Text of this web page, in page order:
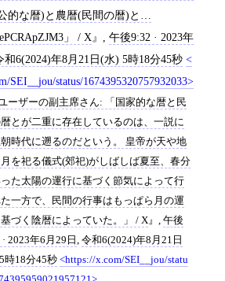
的な暦)と農暦(民間の暦)と…
」 / X
午後9:32 · 2023年
和6(2024)年8月21日(水) 5時18分45秒
SEI__jou/status/1674395320757932033
ーザーの副主席さん: 「国家的な暦と民
とが二重に存在しているのは、一説に
時代に遡るのだという。 皇帝が天や地
を祀る儀式(郊祀)がしばしば夏至、春分
った太陽の運行に基づく節気によって行
一方で、民間の行事はもっぱら月の運
づく陰暦によっていた。」 / X
午後
2023年6月29日 令和6(2024)年8月21日
時18分45秒
https://x.com/SEI__jou/statu